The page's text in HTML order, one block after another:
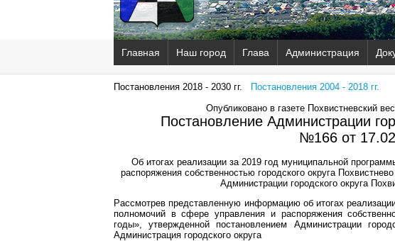
Главная Наш город Глава Администрация
Постановления 2018 - 2030 гг.
Постановления 2004 - 2018 гг.
Опубликовано в газете Похвистневский
Постановление Администрации
№166 от
Об итогах реализации за 2019 год муниципальной
распоряжения собственностью городского округа
Администрации городского округа
Рассмотрев представленную информацию об итогах
полномочий в сфере управления и распоряжения
годы», утвержденной постановлением Администрации
Администрация городского округа